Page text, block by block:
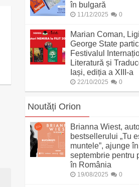
în bulgară
11/12/2025 0
Marian Coman,
George State
Festivalul
Literatură și
Iași, ediția a XIII-a
22/10/2025 0
Noutăți Orion
Brianna Wiest,
bestsellerului „Tu
muntele”, ajunge
septembrie pentru
în România
19/08/2025 0